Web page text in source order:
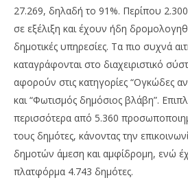
27.269, δηλαδή το 91%. Περίπου 2.300
σε εξέλιξη και έχουν ήδη
δημοτικές υπηρεσίες. Τα πιο συχνά
καταγράφονται στο διαχειριστικό
αφορούν στις κατηγορίες “Ογκώδες
και “Φωτισμός δημόσιος βλάβη”.
περισσότερα από 5.360
τους δημότες, κάνοντας την
δημοτών άμεση και αμφίδρομη, ενώ
πλατφόρμα 4.743 δημότες.